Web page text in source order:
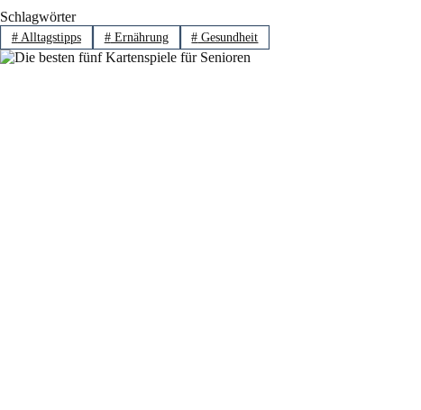
Schlagwörter
#Alltagstipps #Ernährung # Gesundheit